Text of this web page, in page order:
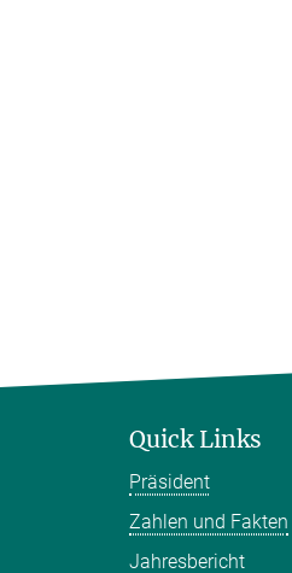
Quick Links
Präsident
Zahlen und Fakten
Jahresbericht